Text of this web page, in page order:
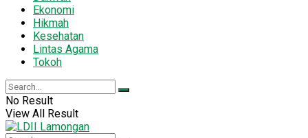
Ekonomi
Hikmah
Kesehatan
Lintas Agama
Tokoh
No Result
View All Result